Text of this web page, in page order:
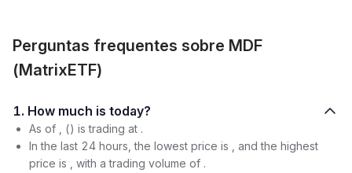
Perguntas frequentes sobre MDF
(MatrixETF)
1. How much is today?
As of , () is trading at .
In the last 24 hours, the lowest price is , and the highest
price is , with a trading volume of .